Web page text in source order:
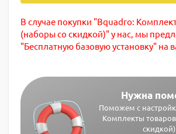
В случае покупки "Bquadro:
(наборы со скидкой)" у нас, мы
"Бесплатную базовую установку" на
Нужна
Поможем с
Комплекты